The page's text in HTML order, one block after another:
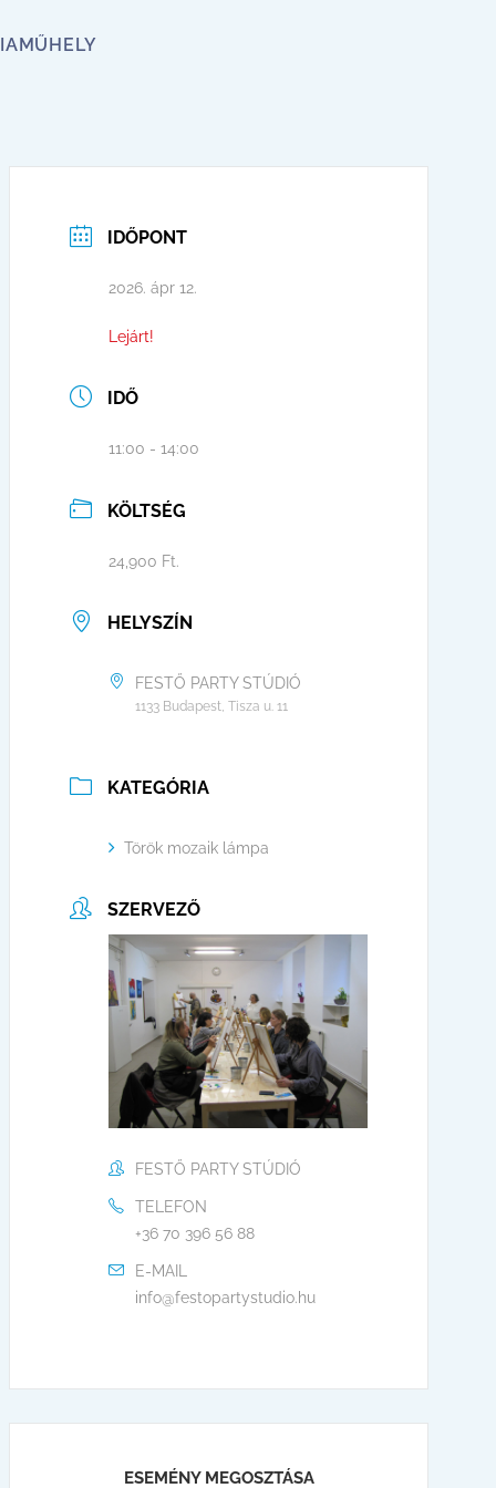
MŰHELY
IDŐPONT
2026. ápr 12.
Lejárt!
IDŐ
11:00 - 14:00
KÖLTSÉG
24,900 Ft.
HELYSZÍN
FESTŐ PARTY STÚDIÓ
1133 Budapest, Tisza u. 11
KATEGÓRIA
Török mozaik lámpa
SZERVEZŐ
FESTŐ PARTY STÚDIÓ
TELEFON
+36 70 396 56 88
E-MAIL
info@festopartystudio.hu
ESEMÉNY MEGOSZTÁSA